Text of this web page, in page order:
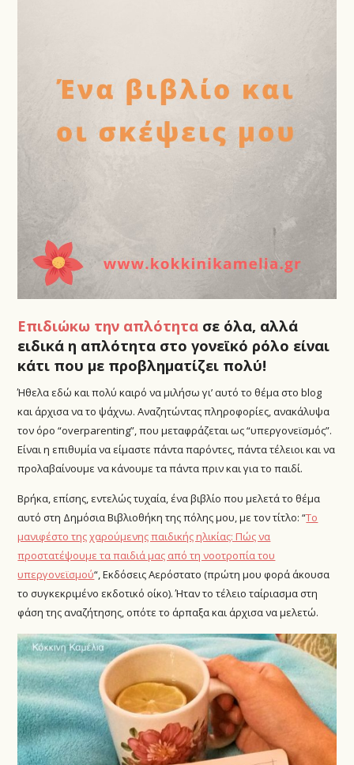
Επιδιώκω την απλότητα σε όλα, αλλά
ειδικά η απλότητα στο γονεϊκό ρόλο είναι
κάτι που με προβληματίζει πολύ!
Ήθελα εδώ και πολύ καιρό να μιλήσω γι’ αυτό το θέμα στο blog
και άρχισα να το ψάχνω. Αναζητώντας πληροφορίες, ανακάλυψα
τον όρο “overparenting”, που μεταφράζεται ως “υπεργονεϊσμός”.
Είναι η επιθυμία να είμαστε πάντα παρόντες, πάντα τέλειοι και να
προλαβαίνουμε να κάνουμε τα πάντα πριν και για το παιδί.
Βρήκα, επίσης, εντελώς τυχαία, ένα βιβλίο που μελετά το θέμα
αυτό στη Δημόσια Βιβλιοθήκη της πόλης μου, με τον τίτλο: “Το
μανιφέστο της χαρούμενης παιδικής ηλικίας: Πώς να
προστατέψουμε τα παιδιά μας από τη νοοτροπία του
υπεργονεϊσμού“, Εκδόσεις Αερόστατο (πρώτη μου φορά άκουσα
το συγκεκριμένο εκδοτικό οίκο). Ήταν το τέλειο ταίριασμα στη
φάση της αναζήτησης, οπότε το άρπαξα και άρχισα να μελετώ.